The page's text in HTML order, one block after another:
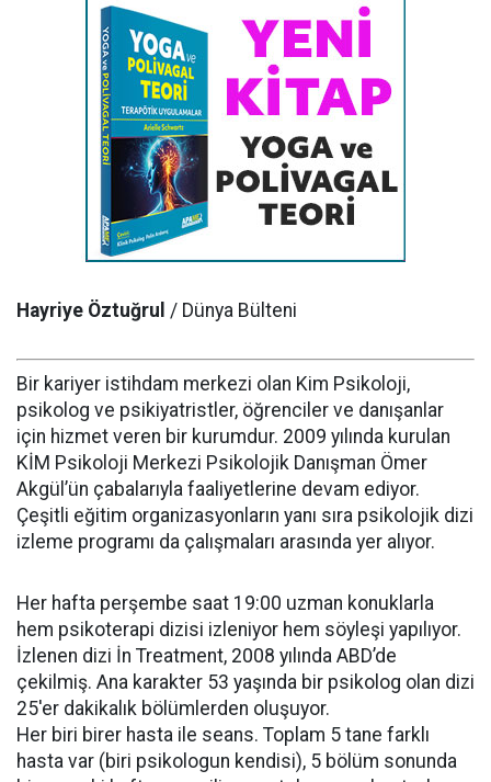
Hayriye Öztuğrul / Dünya Bülteni
Bir kariyer istihdam merkezi olan Kim Psikoloji,
psikolog ve psikiyatristler, öğrenciler ve danışanlar
için hizmet veren bir kurumdur. 2009 yılında kurulan
KİM Psikoloji Merkezi Psikolojik Danışman Ömer
Akgül’ün çabalarıyla faaliyetlerine devam ediyor.
Çeşitli eğitim organizasyonların yanı sıra psikolojik dizi
izleme programı da çalışmaları arasında yer alıyor.
Her hafta perşembe saat 19:00 uzman konuklarla
hem psikoterapi dizisi izleniyor hem söyleşi yapılıyor.
İzlenen dizi İn Treatment, 2008 yılında ABD’de
çekilmiş. Ana karakter 53 yaşında bir psikolog olan dizi
25′er dakikalık bölümlerden oluşuyor.
Her biri birer hasta ile seans. Toplam 5 tane farklı
hasta var (biri psikologun kendisi), 5 bölüm sonunda